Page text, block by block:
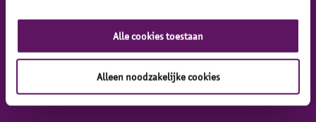
Alle cookies toestaan
Alleen noodzakelijke cookies